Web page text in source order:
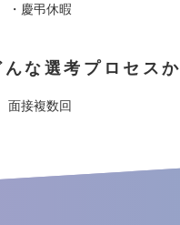
・慶弔休暇
んな選考プロセスか
面接複数回